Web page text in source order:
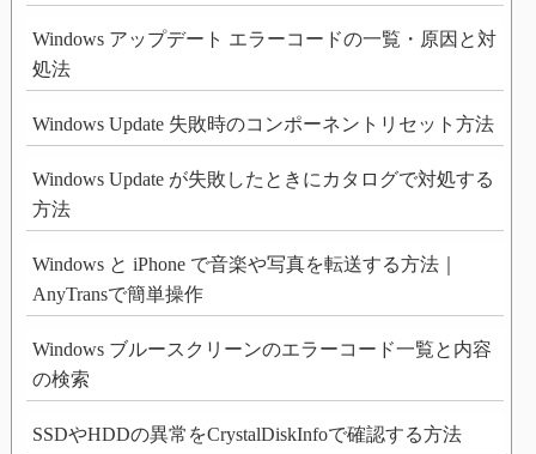
Windows アップデート エラーコードの一覧・原因と対
処法
Windows Update 失敗時のコンポーネントリセット方法
Windows Update が失敗したときにカタログで対処する
方法
Windows と iPhone で音楽や写真を転送する方法｜
AnyTransで簡単操作
Windows ブルースクリーンのエラーコード一覧と内容
の検索
SSDやHDDの異常をCrystalDiskInfoで確認する方法